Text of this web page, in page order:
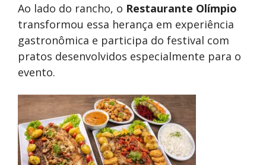
Ao lado do rancho, o Restaurante Olímpio
transformou essa herança em experiência
gastronômica e participa do festival com
pratos desenvolvidos especialmente para o
evento.